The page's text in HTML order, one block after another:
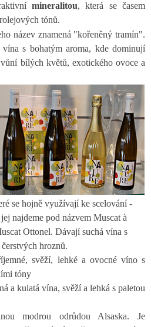
mineralitou, která se časem
tónů.
název znamená "kořeněný tramín".
s bohatým aroma, kde dominují
bílých květů, exotického ovoce a
se hojně využívají ke scelování -
najdeme pod názvem Muscat à
Ottonel. Dávají suchá vína s
hroznů.
svěží, lehké a ovocné víno s
tóny
a kulatá vína, svěží a lehká s paletou
modrou odrůdou Alsaska. Je